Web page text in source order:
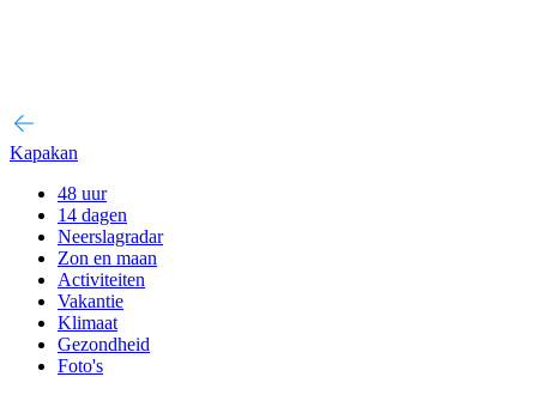
Kapakan
48 uur
14 dagen
Neerslagradar
Zon en maan
Activiteiten
Vakantie
Klimaat
Gezondheid
Foto's